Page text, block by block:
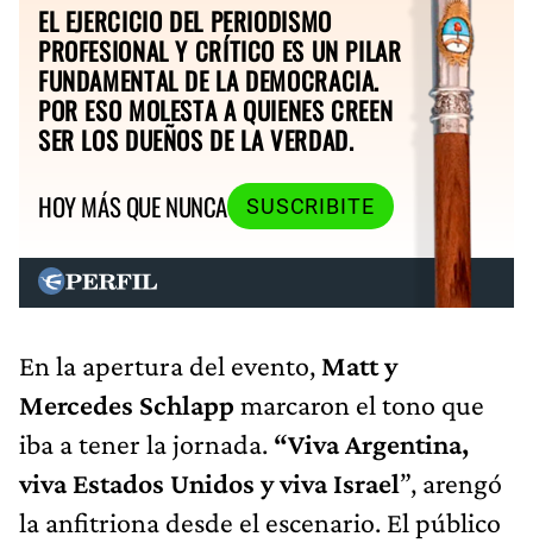
EL EJERCICIO DEL PERIODISMO
PROFESIONAL Y CRÍTICO ES UN PILAR
FUNDAMENTAL DE LA DEMOCRACIA.
POR ESO MOLESTA A QUIENES CREEN
SER LOS DUEÑOS DE LA VERDAD.
HOY MÁS QUE NUNCA
SUSCRIBITE
En la apertura del evento, Matt y
Mercedes Schlapp marcaron el tono que
iba a tener la jornada. “Viva Argentina,
viva Estados Unidos y viva Israel”, arengó
la anfitriona desde el escenario. El público